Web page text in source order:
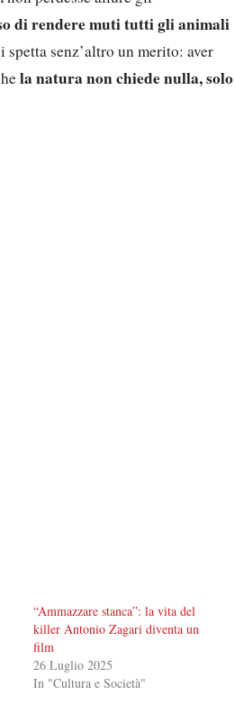
di rendere muti tutti gli animali
spetta senz’altro un merito: aver
la natura non chiede nulla, solo
“Ammazzare stanca”: la vita del
killer Antonio Zagari diventa un
film
26 Luglio 2025
In "Cultura e Società"